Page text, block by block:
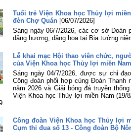
Tuổi trẻ Viện Khoa học Thủy lợi
đèn Chợ Quán [06/07/2026]
Sáng ngày 06/7/2026, các cơ sở Đoàn
dâng hương, dâng hoa tại Bia tưởng
Lễ khai mạc Hội thao viên chức,
của Viện Khoa học Thủy lợi miền Nam
Sáng ngày 04/7/2026, được sự chỉ
Công đoàn phối hợp cùng Đoàn
năm 2026 và Giải bóng đá truyền
Viện Khoa học Thủy lợi miền Nam (19/
Công đoàn Viện Khoa học Thủy lợi
Cụm thi đua số 13 - Công đoàn Bộ